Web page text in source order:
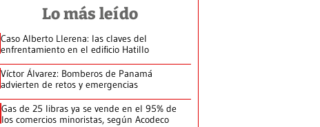
Lo más leído
Caso Alberto Llerena: las claves del
enfrentamiento en el edificio Hatillo
Víctor Álvarez: Bomberos de Panamá
advierten de retos y emergencias
Gas de 25 libras ya se vende en el 95% de
los comercios minoristas, según Acodeco